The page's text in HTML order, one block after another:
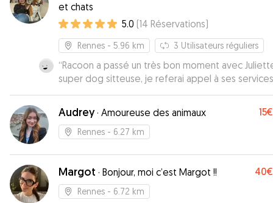
et chats
5.0 (14 Réservations)
Rennes - 5.96 km 3 Utilisateurs réguliers
“Racoon a passé un très bon moment avec
super dog sitteuse, je referai appel à ses services
hésiter.”
Audrey· Amoureuse des animaux 15€
Rennes - 6.27 km
Margot · Bonjour, moi c’est Margot !! 40€
Rennes - 6.72 km